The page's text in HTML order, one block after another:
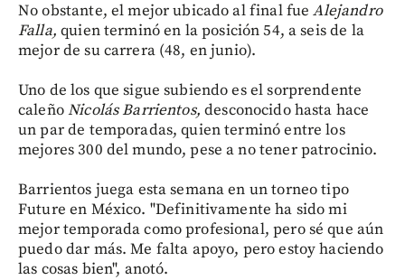
No obstante, el mejor ubicado al final fueAlejandro
Falla,quien terminó en la posición 54, a seis de la
mejor de su carrera (48, en junio).
Uno de los que sigue subiendo es el sorprendente
caleñoNicolás Barrientos,desconocido hasta hace
un par de temporadas, quien terminó entre los
mejores 300 del mundo, pese a no tener patrocinio.
Barrientos juega esta semana en un torneo tipo
Future en México. "Definitivamente ha sido mi
mejor temporada como profesional, pero sé que aún
puedo dar más. Me falta apoyo, pero estoy haciendo
las cosas bien", anotó.